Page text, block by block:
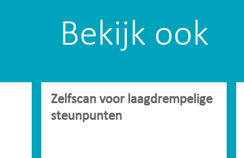
Bekijk ook
Zelfscan voor laagdrempelige
steunpunten